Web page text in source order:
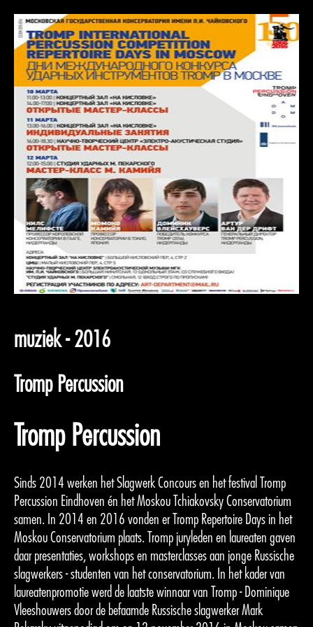
muziek - 2016
Tromp Percussion
Tromp Percussion
Sinds 2014 werken het Slagwerk Concours en het festival Tromp
Percussion Eindhoven én het Moskou Tchiakovsky Conservatorium
samen. In 2014 en 2016 vonden er Tromp Repertoire Days in het
Moskou Conservatorium plaats. Tromp juryleden en laureaten gaven
daar presentaties, workshops en masterclasses aan jonge Russische
slagwerkers - studenten van het conservatorium. In het kader van
laureatenpromotie werd de laatste winnaar van Tromp - Dominique
Vleeshouwers door de befaamde Russische slagwerker Mark